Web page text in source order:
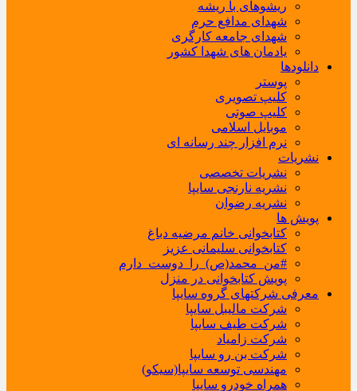
ریشوهای با ریشه
شهدای مدافع حرم
شهدای جامعه کارگری
یادمان های شهدا کشور
دانلودها
پوستر
کلیپ تصویری
کلیپ صوتی
موبایل اسلامی
نرم افزار چند رسانه ای
نشریات
نشریات تخصصی
نشریه نارنجی سایپا
نشریه رضوان
پویش ها
کتابخوانی خانم مرضیه دباغ
کتابخوانی سلیمانی عزیز
#من_محمد(ص)_را_دوست_دارم
پویش کتابخوانی در منزل
معرفی شرکتهای گروه سایپا
شرکت مالیبل سایپا
شرکت طیف سایپا
شرکت زامیاد
شرکت بن رو سایپا
مهندسی توسعه سایپا(سیکو)
همراه خودرو سایپا